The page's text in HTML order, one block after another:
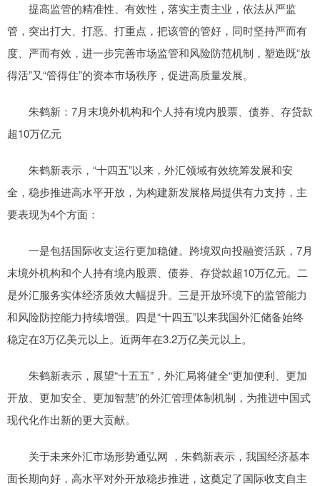
提高监管的精准性、有效性，落实主责主业，依法从严监
管，突出打大、打恶、打重点，把该管的管好，同时坚持严而有
度、严而有效，进一步完善市场监管和风险防范机制，塑造既“放
得活”又“管得住”的资本市场秩序，促进高质量发展。
朱鹤新：7月末境外机构和个人持有境内股票、债券、存贷款
超10万亿元
朱鹤新表示，“十四五”以来，外汇领域有效统筹发展和安
全，稳步推进高水平开放，为构建新发展格局提供有力支持，主
要表现为4个方面：
一是包括国际收支运行更加稳健。跨境双向投融资活跃，7月
末境外机构和个人持有境内股票、债券、存贷款超10万亿元。二
是外汇服务实体经济质效大幅提升。三是开放环境下的监管能力
和风险防控能力持续增强。四是“十四五”以来我国外汇储备始终
稳定在3万亿美元以上。近两年在3.2万亿美元以上。
朱鹤新表示，展望“十五五”，外汇局将健全“更加便利、更加
开放、更加安全、更加智慧”的外汇管理体制机制，为推进中国式
现代化作出新的更大贡献。
关于未来外汇市场形势通弘网 ，朱鹤新表示，我国经济基本
面长期向好，高水平对外开放稳步推进，这奠定了国际收支自主